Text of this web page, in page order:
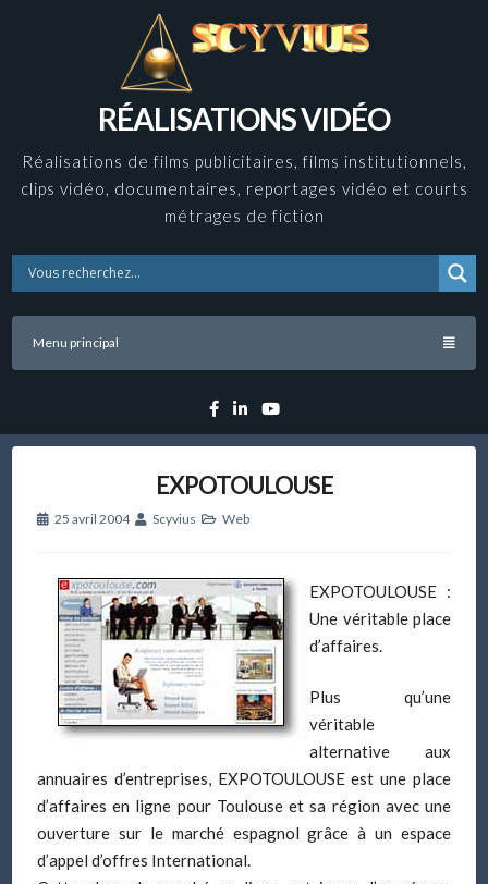
RÉALISATIONS VIDÉO
Réalisations de films publicitaires, films institutionnels,
clips vidéo, documentaires, reportages vidéo et courts
métrages de fiction
Menu principal
Facebook
LinkedinYouTube
EXPOTOULOUSE
25 avril 2004 Scyvius Web
EXPOTOULOUSE :
Une véritable place
d’affaires.
Plus qu’une
véritable
alternative aux
annuaires d’entreprises, EXPOTOULOUSE est une place
d’affaires en ligne pour Toulouse et sa région avec une
ouverture sur le marché espagnol grâce à un espace
d’appel d’offres International.